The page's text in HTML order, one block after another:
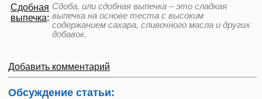
Сдобная
выпечка:
Сдоба, или сдобная выпечка – это сладкая
выпечка на основе теста с высоким
содержанием сахара, сливочного масла и других
добавок.
Добавить комментарий
Обсуждение статьи: